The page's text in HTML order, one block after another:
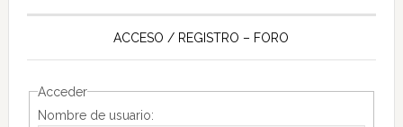
ACCESO / REGISTRO – FORO
Acceder
Nombre de usuario: